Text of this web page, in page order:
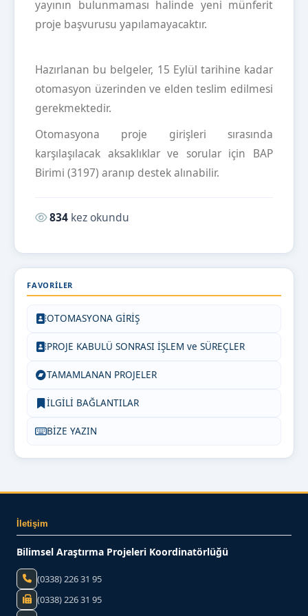
yayının bulunmaması halinde yeni münferit
proje başvurusu yapılamayacaktır.
Hazırlanan bu belgeler, 15 Eylül tarihine kadar
otomasyon üzerinden ve elden teslim edilmesi
gerekmektedir.
Otomasyona proje girişleri sırasında
karşılaşılacak aksaklıklar ve sorular için BAP
Birimi (3197) aranıp destek alınabilir.
Okunma sayısı:
834 kez okundu
FAVORILER
OTOMASYONA GİRİŞ
PROJE KABULÜ SONRASI İŞLEM ve SÜREÇLER
TAMAMLANAN PROJELER
İLGİLİ BAĞLANTILAR
BİZE YAZIN
İletişim
Bilimsel Araştırma Projeleri Koordinatörlüğü
(0338) 226 31 95
(0338) 226 31 95